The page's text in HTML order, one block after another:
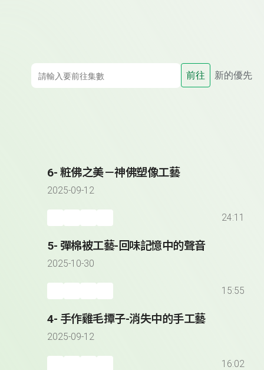
前往 新的優先
6- 粧佛之美－神佛塑像工藝
2025-09-12
24:11
5- 彈棉被工藝-回味記憶中的聲音
2025-10-30
15:55
4- 手作雞毛撢子-消失中的手工藝
2025-09-12
16:02